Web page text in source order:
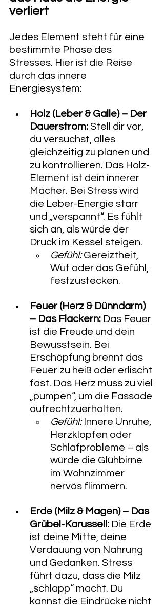
verliert
Jedes Element steht für eine
bestimmte Phase des
Stresses. Hier ist die Reise
durch das innere
Energiesystem:
Holz (Leber & Galle) – Der
Dauerstrom: Stell dir vor,
du versuchst, alles
gleichzeitig zu planen und
zu kontrollieren. Das Holz-
Element ist dein innerer
Macher. Bei Stress wird
die Leber-Energie starr
und „verspannt“. Es fühlt
sich an, als würde der
Druck im Kessel steigen.
Gefühl: Gereiztheit,
Wut oder das Gefühl,
festzustecken.
Feuer (Herz & Dünndarm)
– Das Flackern: Das Feuer
ist die Freude und dein
Bewusstsein. Bei
Erschöpfung brennt das
Feuer zu heiß oder erlischt
fast. Das Herz muss zu viel
„pumpen“, um die Fassade
aufrechtzuerhalten.
Gefühl: Innere Unruhe,
Herzklopfen oder
Schlafprobleme – als
würde die Glühbirne
im Wohnzimmer
nervös flimmern.
Erde (Milz & Magen) – Das
Grübel-Karussell: Die Erde
ist deine Mitte, deine
Verdauung von Nahrung
und Gedanken. Stress
führt dazu, dass die Milz
„schlapp“ macht. Du
kannst die Eindrücke nicht